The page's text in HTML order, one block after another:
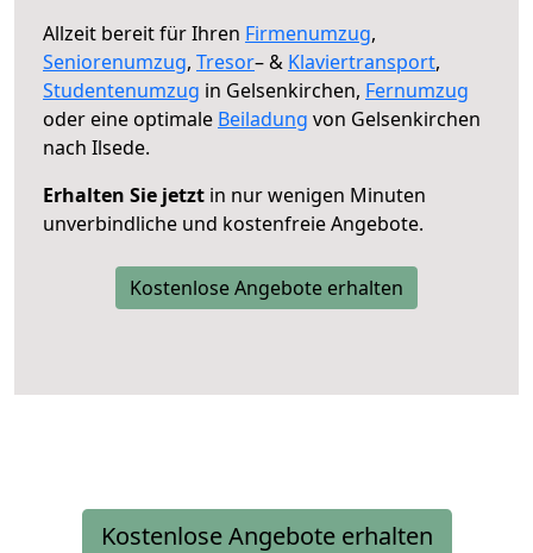
Allzeit bereit für Ihren Firmenumzug,
Seniorenumzug, Tresor– & Klaviertransport,
Studentenumzug in Gelsenkirchen, Fernumzug
oder eine optimale Beiladung von Gelsenkirchen
nach Ilsede.
Erhalten Sie jetzt in nur wenigen Minuten
unverbindliche und kostenfreie Angebote.
Kostenlose Angebote erhalten
Kostenlose Angebote erhalten